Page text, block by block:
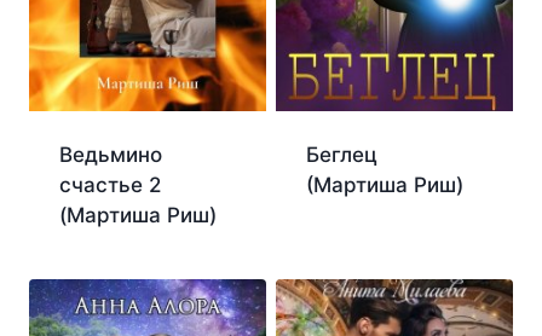
Ведьмино
счастье 2
(Мартиша Риш)
Беглец
(Мартиша Риш)